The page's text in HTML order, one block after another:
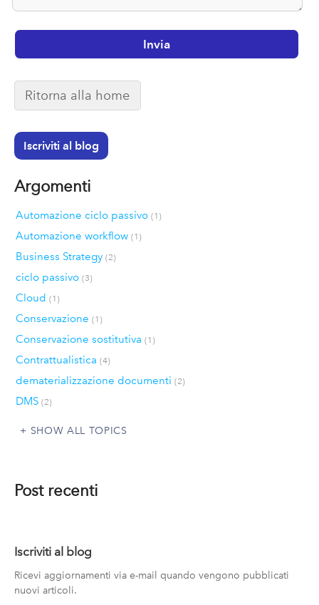
Ritorna alla home
Iscriviti al blog
Argomenti
Automazione ciclo passivo (1)
Automazione workflow (1)
Business Strategy (2)
ciclo passivo (3)
Cloud (1)
Conservazione (1)
Conservazione sostitutiva (1)
Contrattualistica (4)
dematerializzazione documenti (2)
DMS (2)
SHOW ALL TOPICS
Post recenti
Iscriviti al blog
Ricevi aggiornamenti via e-mail quando vengono pubblicati
nuovi articoli.